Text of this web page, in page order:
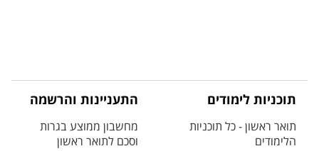
תוכניות לימודים
תואר ראשון - כל תוכניות
הלימודים
התעניינות והרשמה
מחשבון ממוצע בגרות
וסכם לתואר ראשון